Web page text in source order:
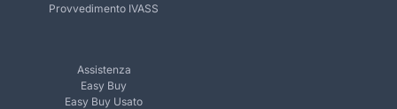
Provvedimento IVASS
Assistenza
Easy Buy
Easy Buy Usato